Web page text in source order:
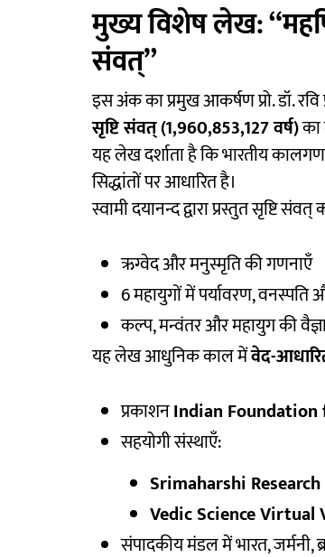
मुख्य विशेष लेख: “महर्षि
संवत्”
इस अंक का प्रमुख आकर्षण प्रो. डॉ. रवि
सृष्टि संवत् (1,960,853,127 वर्ष)
यह लेख दर्शाता है कि भारतीय
सिद्धांतों पर आधारित है।
स्वामी दयानन्द द्वारा प्रस्तुत सृष्टि
ऋग्वेद और मनुस्मृति की गणनाएँ
6 महायुगों में पर्यावरण, वनस्पति
कल्प, मन्वंतर और महायुग की
यह लेख आधुनिक काल मेंवेद-
प्रकाशनIndian Foundation
सहयोगी संस्थाएँ:
Srimaharshi
Vedic Science Virtual
संपादकीय मंडल में भारत, जर्मनी,